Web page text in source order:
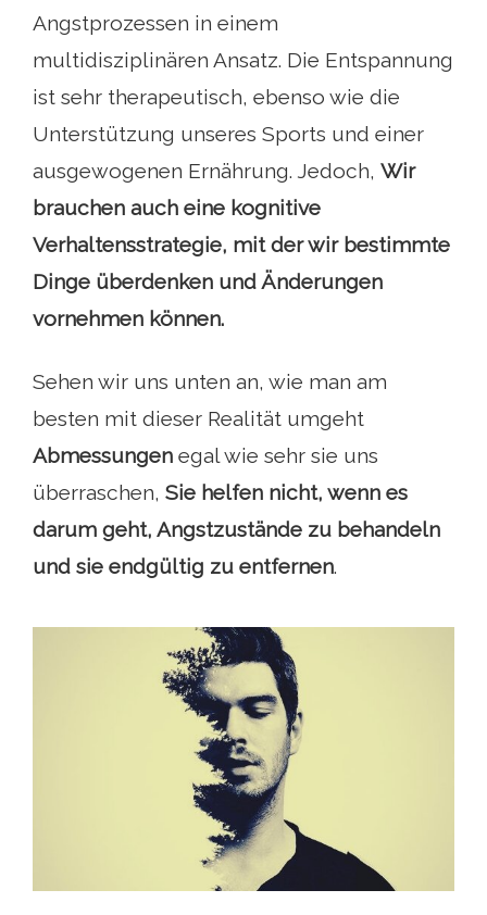
Angstprozessen in einem
multidisziplinären Ansatz. Die Entspannung
ist sehr therapeutisch, ebenso wie die
Unterstützung unseres Sports und einer
ausgewogenen Ernährung. Jedoch, Wir
brauchen auch eine kognitive
Verhaltensstrategie, mit der wir bestimmte
Dinge überdenken und Änderungen
vornehmen können.
Sehen wir uns unten an, wie man am
besten mit dieser Realität umgeht
Abmessungen egal wie sehr sie uns
überraschen, Sie helfen nicht, wenn es
darum geht, Angstzustände zu behandeln
und sie endgültig zu entfernen.